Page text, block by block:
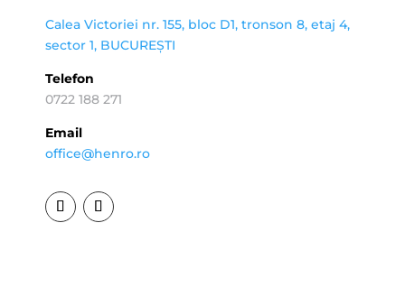
Calea Victoriei nr. 155, bloc D1, tronson 8, etaj 4,
sector 1, BUCUREȘTI
Telefon
0722 188 271
Email
office@henro.ro